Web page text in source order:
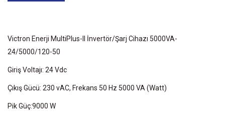
Victron Enerji MultiPlus-II İnvertör/Şarj Cihazı 5000VA-
24/5000/120-50
Giriş Voltajı: 24 Vdc
Çıkış Gücü: 230 vAC, Frekans 50 Hz 5000 VA (Watt)
Pik Güç:9000 W